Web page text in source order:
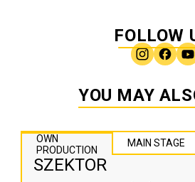
FOLLOW
YOU MAY
OWN
PRODUCTION
MAIN STAGE
SZEKTOR